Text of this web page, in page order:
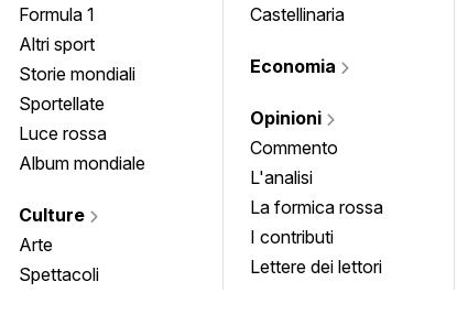
Formula 1
Altri sport
Storie mondiali
Sportellate
Luce rossa
Album mondiale
Culture
Arte
Spettacoli
Castellinaria
Economia
Opinioni
Commento
L'analisi
La formica rossa
I contributi
Lettere dei lettori